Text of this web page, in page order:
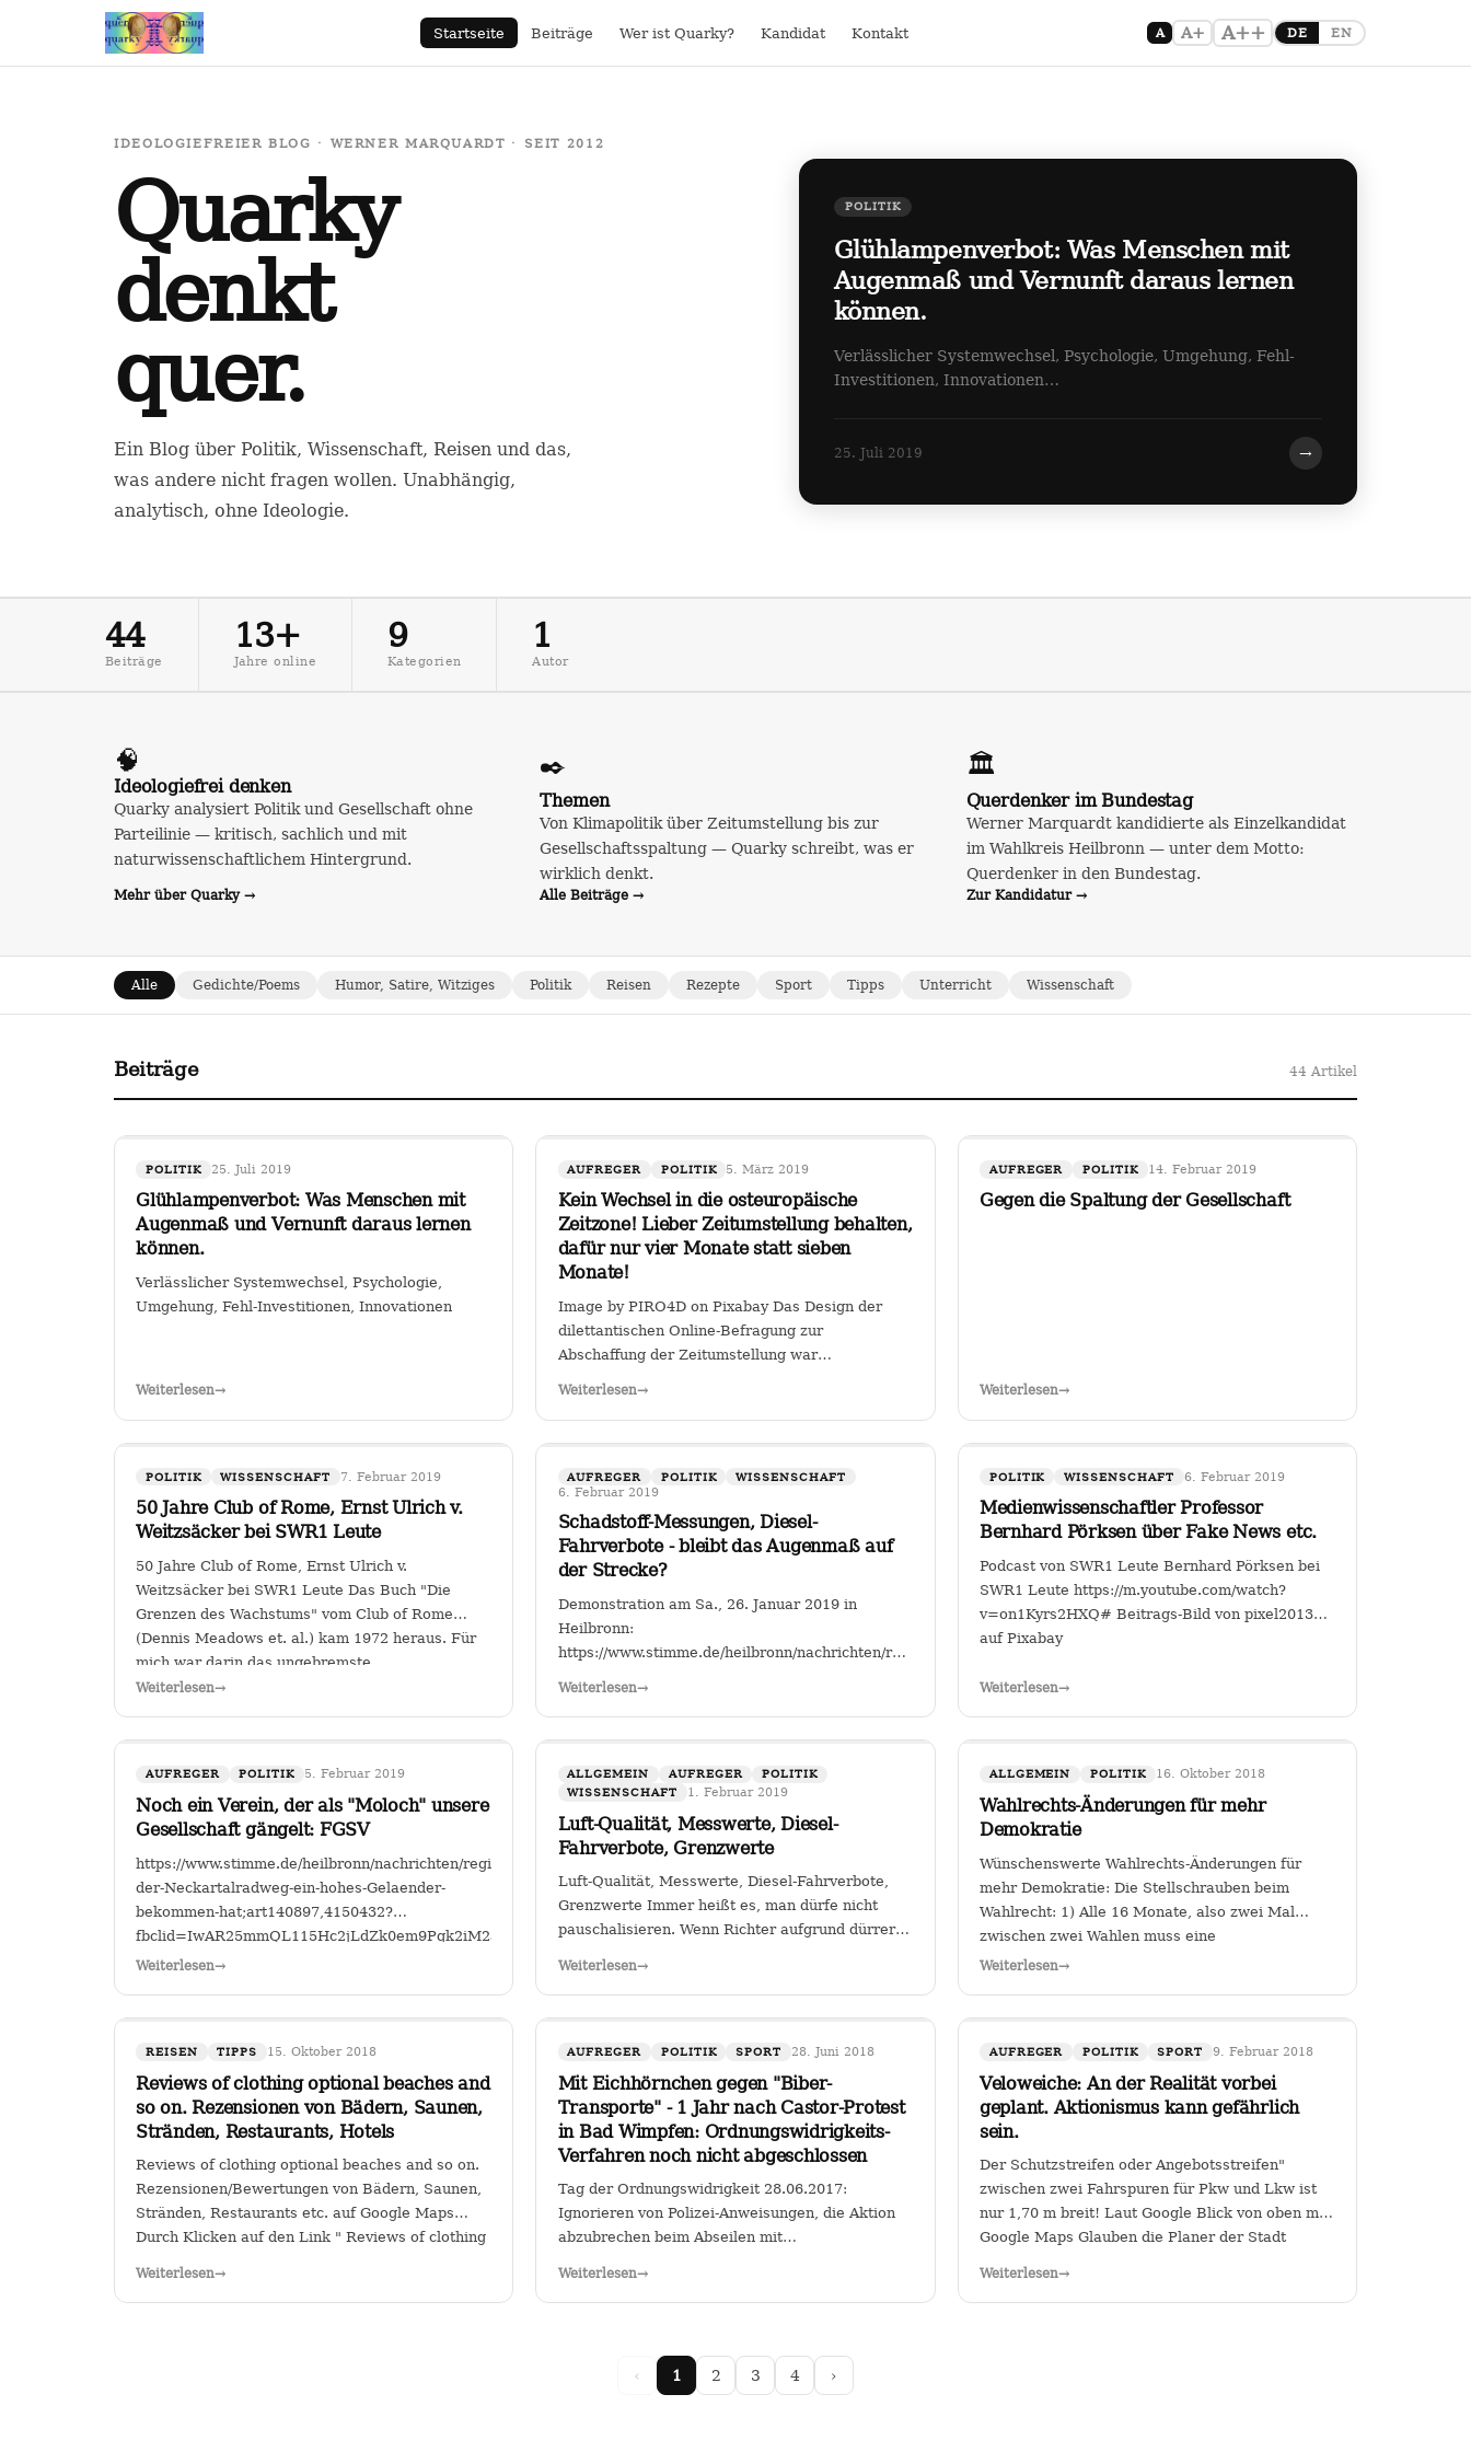
Startseite Beiträge Wer ist Quarky? Kandidat Kontakt A A+ A++ DE EN
IDEOLOGIEFREIER BLOG · WERNER MARQUARDT · SEIT 2012
Quarky
denkt
quer.
Ein Blog über Politik, Wissenschaft, Reisen und das,
was andere nicht fragen wollen. Unabhängig,
analytisch, ohne Ideologie.
POLITIK
Glühlampenverbot: Was Menschen mit
Augenmaß und Vernunft daraus lernen
können.
Verlässlicher Systemwechsel, Psychologie, Umgehung, Fehl-
Investitionen, Innovationen…
25. Juli 2019 →
44
Beiträge
13+
Jahre online
9
Kategorien
1
Autor
🧠
Ideologiefrei denken
Quarky analysiert Politik und Gesellschaft ohne
Parteilinie — kritisch, sachlich und mit
naturwissenschaftlichem Hintergrund.
Mehr über Quarky →
✒️
Themen
Von Klimapolitik über Zeitumstellung bis zur
Gesellschaftsspaltung — Quarky schreibt, was er
wirklich denkt.
Alle Beiträge →
🏛️
Querdenker im Bundestag
Werner Marquardt kandidierte als Einzelkandidat
im Wahlkreis Heilbronn — unter dem Motto:
Querdenker in den Bundestag.
Zur Kandidatur →
Alle Gedichte/Poems Humor, Satire, Witziges Politik Reisen Rezepte Sport Tipps Unterricht Wissenschaft
Beiträge 44 Artikel
POLITIK 25. Juli 2019
Glühlampenverbot: Was Menschen mit
Augenmaß und Vernunft daraus lernen
können.
Verlässlicher Systemwechsel, Psychologie,
Umgehung, Fehl-Investitionen, Innovationen
Weiterlesen→
AUFREGER POLITIK 5. März 2019
Kein Wechsel in die osteuropäische
Zeitzone! Lieber Zeitumstellung behalten,
dafür nur vier Monate statt sieben
Monate!
Image by PIRO4D on Pixabay Das Design der
dilettantischen Online-Befragung zur
Abschaffung der Zeitumstellung war
Weiterlesen→
AUFREGER POLITIK 14. Februar 2019
Gegen die Spaltung der Gesellschaft
Weiterlesen→
POLITIK WISSENSCHAFT 7. Februar 2019
50 Jahre Club of Rome, Ernst Ulrich v.
Weitzsäcker bei SWR1 Leute
50 Jahre Club of Rome, Ernst Ulrich v.
Weitzsäcker bei SWR1 Leute Das Buch "Die
Grenzen des Wachstums" vom Club of Rome
(Dennis Meadows et. al.) kam 1972 heraus. Für
mich war darin das ungebremste
Bevölkerungswachstum als die größte
Weiterlesen→
AUFREGER POLITIK WISSENSCHAFT
6. Februar 2019
Schadstoff-Messungen, Diesel-
Fahrverbote - bleibt das Augenmaß auf
der Strecke?
Demonstration am Sa., 26. Januar 2019 in
Heilbronn:
https://www.stimme.de/heilbronn/nachrichten/region/Streitfall-
Weiterlesen→
POLITIK WISSENSCHAFT 6. Februar 2019
Medienwissenschaftler Professor
Bernhard Pörksen über Fake News etc.
Podcast von SWR1 Leute Bernhard Pörksen bei
SWR1 Leute https://m.youtube.com/watch?
v=on1Kyrs2HXQ# Beitrags-Bild von pixel2013
auf Pixabay
Weiterlesen→
AUFREGER POLITIK 5. Februar 2019
Noch ein Verein, der als "Moloch" unsere
Gesellschaft gängelt: FGSV
https://www.stimme.de/heilbronn/nachrichten/region/Warum-
der-Neckartalradweg-ein-hohes-Gelaender-
bekommen-hat;art140897,4150432?
fbclid=IwAR25mmQL115Hc2jLdZk0em9Pqk2iM2a2BKkGUhNebsOpBpQQ3C_1KYTFwes
FGSV , ein (noch?) gemeinnütziger Verein mit
Weiterlesen→
ALLGEMEIN AUFREGER
POLITIK
WISSENSCHAFT
1. Februar 2019
Luft-Qualität, Messwerte, Diesel-
Fahrverbote, Grenzwerte
Luft-Qualität, Messwerte, Diesel-Fahrverbote,
Grenzwerte Immer heißt es, man dürfe nicht
pauschalisieren. Wenn Richter aufgrund dürrer
Weiterlesen→
ALLGEMEIN POLITIK 16. Oktober 2018
Wahlrechts-Änderungen für mehr
Demokratie
Wünschenswerte Wahlrechts-Änderungen für
mehr Demokratie: Die Stellschrauben beim
Wahlrecht: 1) Alle 16 Monate, also zwei Mal
zwischen zwei Wahlen muss eine
Volksabstimmung abgehalten werden zur Arbeit
Weiterlesen→
REISEN TIPPS 15. Oktober 2018
Reviews of clothing optional beaches and
so on. Rezensionen von Bädern, Saunen,
Stränden, Restaurants, Hotels
Reviews of clothing optional beaches and so on.
Rezensionen/Bewertungen von Bädern, Saunen,
Stränden, Restaurants etc. auf Google Maps
Durch Klicken auf den Link " Reviews of clothing
Weiterlesen→
AUFREGER POLITIK SPORT 28. Juni 2018
Mit Eichhörnchen gegen "Biber-
Transporte" - 1 Jahr nach Castor-Protest
in Bad Wimpfen: Ordnungswidrigkeits-
Verfahren noch nicht abgeschlossen
Tag der Ordnungswidrigkeit 28.06.2017:
Ignorieren von Polizei-Anweisungen, die Aktion
abzubrechen beim Abseilen mit
Weiterlesen→
AUFREGER POLITIK SPORT 9. Februar 2018
Veloweiche: An der Realität vorbei
geplant. Aktionismus kann gefährlich
sein.
Der Schutzstreifen oder Angebotsstreifen"
zwischen zwei Fahrspuren für Pkw und Lkw ist
nur 1,70 m breit! Laut Google Blick von oben mit
Google Maps Glauben die Planer der Stadt
Weiterlesen→
‹ 1 2 3 4 ›